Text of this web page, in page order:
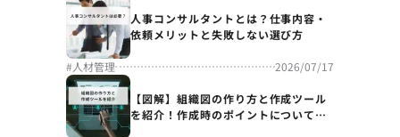
人事コンサルタントとは？仕事内容・
依頼メリットと失敗しない選び方
#人材管理 2026/07/17
【図解】組織図の作り方と作成ツール
を紹介！作成時のポイントについても